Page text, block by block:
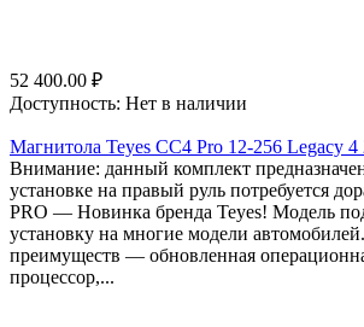
52 400.00 ₽
Доступность: Нет в наличии
Магнитола Teyes CC4 Pro 12-256 Legacy
Внимание: данный комплект
установке на правый руль потребуется
PRO — Новинка бренда Teyes! Модель
установку на многие модели
преимуществ — обновленная
процессор,...